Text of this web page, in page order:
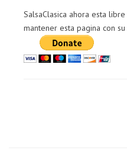
SalsaClasica ahora esta
mantener esta pagina con su